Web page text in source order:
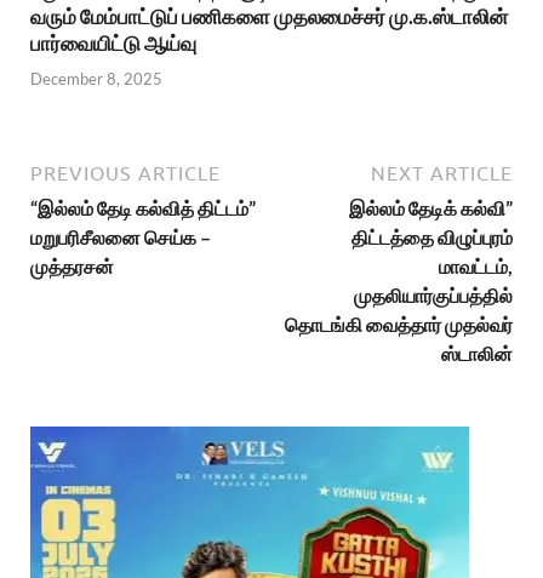
வரும் மேம்பாட்டுப் பணிகளை முதலமைச்சர் மு.க.ஸ்டாலின்
பார்வையிட்டு ஆய்வு
December 8, 2025
PREVIOUS ARTICLE
“இல்லம் தேடி கல்வித் திட்டம்”
மறுபரிசீலனை செய்க –
முத்தரசன்
NEXT ARTICLE
இல்லம் தேடிக் கல்வி”
திட்டத்தை விழுப்புரம்
மாவட்டம்,
முதலியார்குப்பத்தில்
தொடங்கி வைத்தார் முதல்வர்
ஸ்டாலின்